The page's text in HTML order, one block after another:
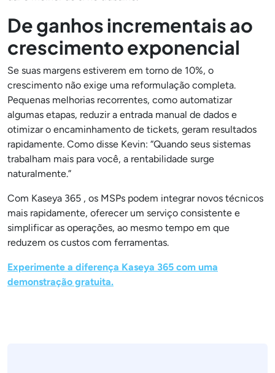
De ganhos incrementais ao
crescimento exponencial
Se suas margens estiverem em torno de 10%, o
crescimento não exige uma reformulação completa.
Pequenas melhorias recorrentes, como automatizar
algumas etapas, reduzir a entrada manual de dados e
otimizar o encaminhamento de tickets, geram resultados
rapidamente. Como disse Kevin: “Quando seus sistemas
trabalham mais para você, a rentabilidade surge
naturalmente.”
Com Kaseya 365 , os MSPs podem integrar novos técnicos
mais rapidamente, oferecer um serviço consistente e
simplificar as operações, ao mesmo tempo em que
reduzem os custos com ferramentas.
Experimente a diferença Kaseya 365 com uma
demonstração gratuita.